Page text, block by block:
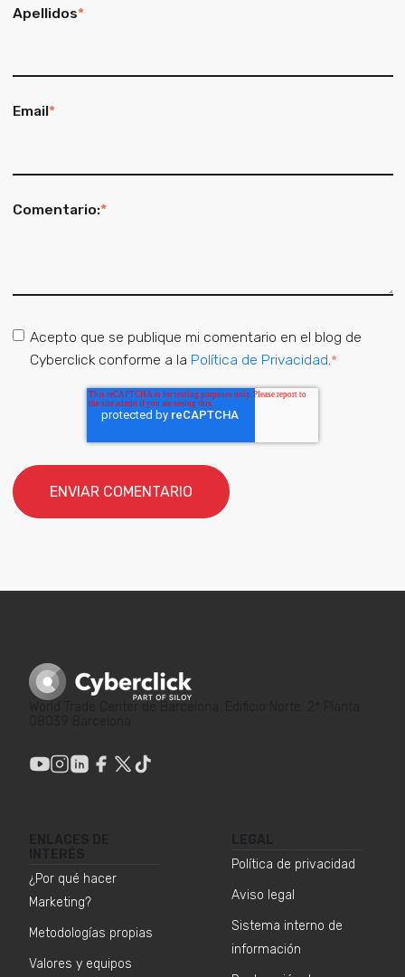
Apellidos*
Email*
Comentario:*
Acepto que se publique mi comentario en el blog de
Cyberclick conforme a la Política de Privacidad *
¿Por qué hacer
Marketing?
Metodologías propias
Valores y equipos
Política de privacidad
Aviso legal
Sistema interno de
información